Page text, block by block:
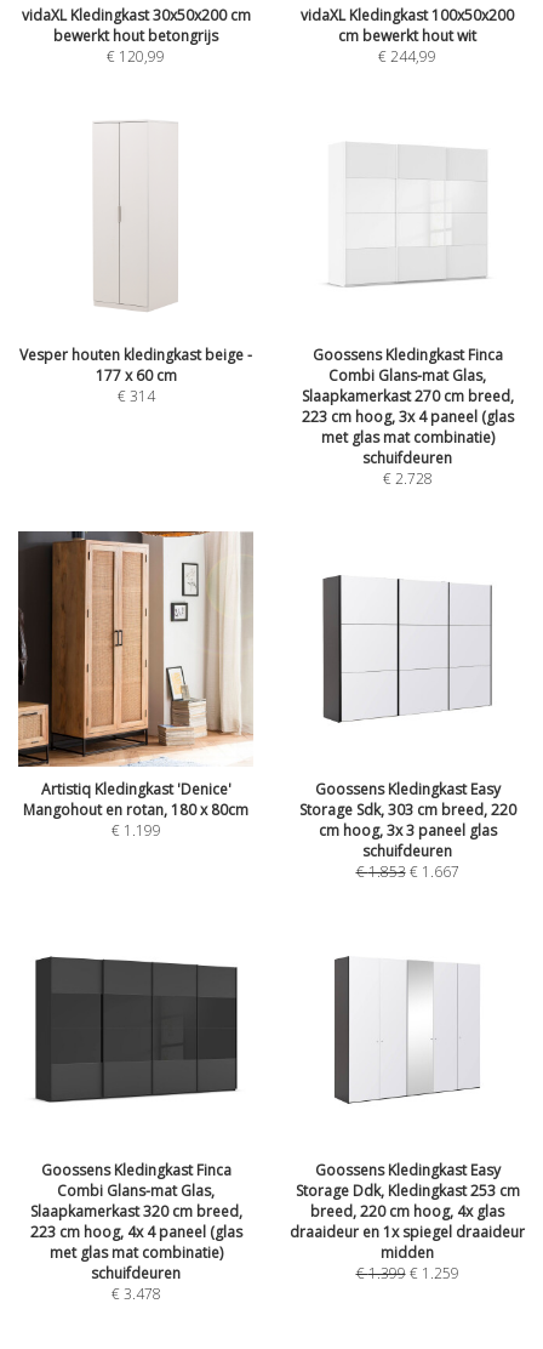
vidaXL Kledingkast 30x50x200 cm
bewerkt hout betongrijs
€ 120,99
vidaXL Kledingkast 100x50x200
cm bewerkt hout wit
€244,99
Vesper houten kledingkast beige -
177 x 60 cm
€314
Goossens Kledingkast Finca
Combi Glans-mat Glas,
Slaapkamerkast 270 cm breed,
223 cm hoog, 3x 4 paneel (glas
met glas mat combinatie)
schuifdeuren
€2.728
Artistiq Kledingkast 'Denice'
Mangohout en rotan, 180 x 80cm
€ 1.199
Goossens Kledingkast Easy
Storage Sdk, 303 cm breed, 220
cm hoog, 3x 3 paneel glas
schuifdeuren
€1.853 € 1.667
Goossens Kledingkast Finca
Combi Glans-mat Glas,
Slaapkamerkast 320 cm breed,
223 cm hoog, 4x 4 paneel (glas
met glas mat combinatie)
schuifdeuren
€3.478
Goossens Kledingkast Easy
Storage Ddk, Kledingkast 253 cm
breed, 220 cm hoog, 4x glas
draaideur en 1x spiegel draaideur
midden
€1.399 € 1.259